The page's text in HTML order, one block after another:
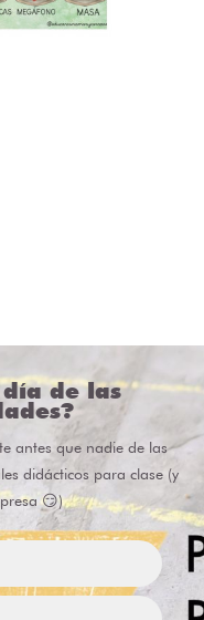
de las
antes que nadie de las
didácticos para clase (y
😏)